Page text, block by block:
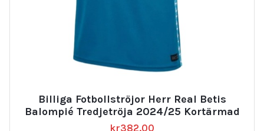
Billiga Fotbollströjor Herr Real Betis
Balompié Tredjetröja 2024/25 Kortärmad
kr382.00